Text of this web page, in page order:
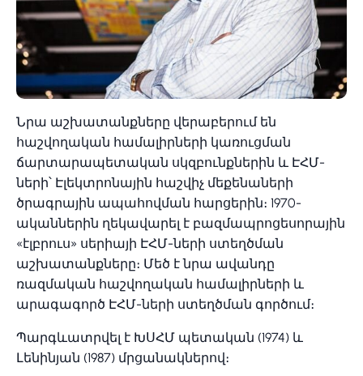
Նրա աշխատանքները վերաբերում են
հաշվողական համալիրների կառուցման
ճարտարապետական սկզբունքներին և ԷՀՄ-
ների՝ Էլեկտրոնային հաշվիչ մեքենաների
ծրագրային ապահովման հարցերին։ 1970-
ականներին ղեկավարել է բազմապրոցեսորային
«էլբրուս» սերիայի ԷՀՄ-ների ստեղծման
աշխատանքները։ Մեծ է նրա ավանդը
ռազմական հաշվողական համալիրների և
արագագործ ԷՀՄ-ների ստեղծման գործում։
Պարգևատրվել է ԽՍՀՄ պետական (1974) և
Լենինյան (1987) մրցանակներով։